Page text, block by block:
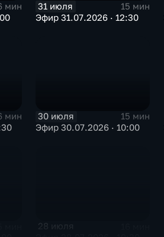
мин
31 июля
15 мин
Эфир 31.07.2026 · 12:30
мин
30 июля
15 мин
Эфир 30.07.2026 · 10:00
28 июля